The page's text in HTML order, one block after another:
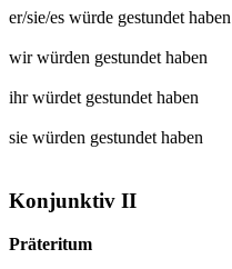
er/sie/es würde gestundethaben
wir würden gestundethaben
ihr würdet gestundethaben
sie würden gestundethaben
Konjunktiv II
Präteritum